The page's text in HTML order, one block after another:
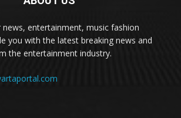
news, entertainment, music fashion
you with the latest breaking news and
the entertainment industry.